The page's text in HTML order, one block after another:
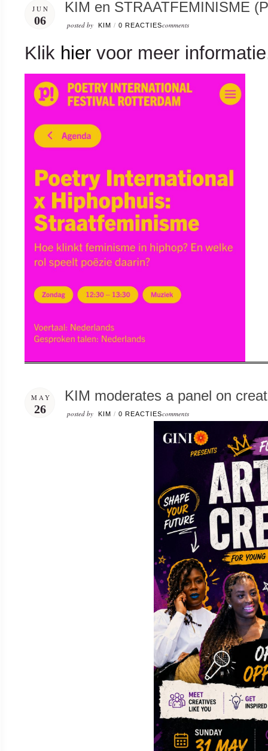
JUN
06
KIM en STRAATFEMINISME
posted by KIM / 0 REACTIEScomments
Klik hier voor meer
MAY
26
KIM moderates a panel on
posted by KIM / 0 REACTIEScomments